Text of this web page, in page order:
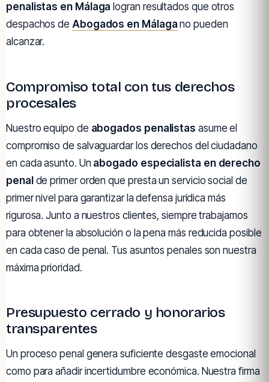
penalistas en Málaga logran resultados que otros
despachos de Abogados en Málaga no pueden
alcanzar.
Compromiso total con tus derechos
procesales
Nuestro equipo de abogados penalistas asume el
compromiso de salvaguardar los derechos del ciudadano
en cada asunto. Un abogado especialista en derecho
penalde primer orden que presta un servicio social de
primer nivel para garantizar la defensa jurídica más
rigurosa. Junto a nuestros clientes, siempre trabajamos
para obtener la absolución o la pena más reducida posible
en cada caso de penal. Tus asuntos penales son nuestra
máxima prioridad.
Presupuesto cerrado y honorarios
transparentes
Un proceso penal genera suficiente desgaste emocional
como para añadir incertidumbre económica. Nuestra firma